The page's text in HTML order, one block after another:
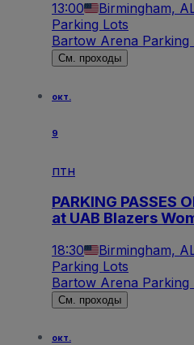
13:00 Birmingham,
Parking Lots
Bartow Arena Parking
См. проходы
окт.
9
птн
PARKING PASSES
at UAB Blazers
18:30 Birmingham,
Parking Lots
Bartow Arena Parking
См. проходы
окт.